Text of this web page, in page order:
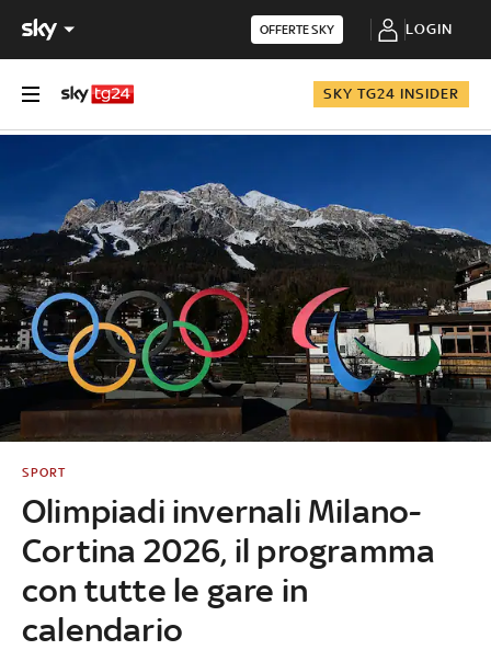
OFFERTE SKY LOGIN
SKY TG24 INSIDER
Olimpiadi invernali Milano-
Cortina 2026, il programma
con tutte le gare in
calendario
SPORT